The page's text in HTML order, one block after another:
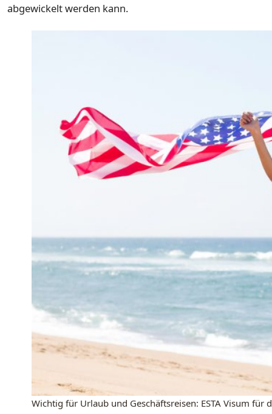
abgewickelt werden kann.
Wichtig für Urlaub und Geschäftsreisen: ESTA Visum für